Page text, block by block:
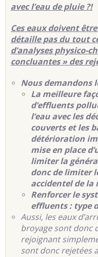
avec l’eau de pluie ?!
Ces eaux doivent
détaille pas du tout
d’analyses physico-
concluantes » des
Nous demandons
La meilleure
d’effluents
l’eau avec les
couverts et les
détérioration
mise en place
limiter la
donc de limiter
accidentel de la
Renforcer le
effluents : type
Aussi, les eaux
broyage sont donc
rejoignant
sont donc rejetées